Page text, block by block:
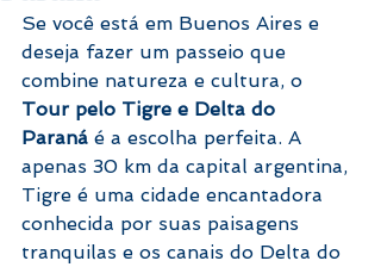
Se você está em Buenos Aires e
deseja fazer um passeio que
combine natureza e cultura, o
Tour pelo Tigre e Delta do
Paraná é a escolha perfeita. A
apenas 30 km da capital argentina,
Tigre é uma cidade encantadora
conhecida por suas paisagens
tranquilas e os canais do Delta do